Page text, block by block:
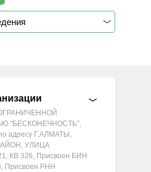
"БЕСКОНЕЧНОСТЬ",
адресу Г.АЛМАТЫ,
УЛИЦА
БИН